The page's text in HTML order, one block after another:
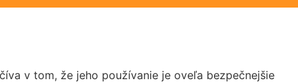
v tom, že jeho používanie je oveľa bezpečnejšie